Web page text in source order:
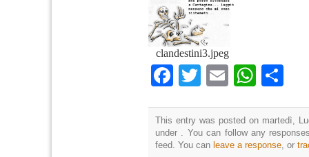
clandestini3.jpeg
Facebook
TwitterEmail
This entry was posted on martedì,
under . You can follow any
feed. You can leave a response , or